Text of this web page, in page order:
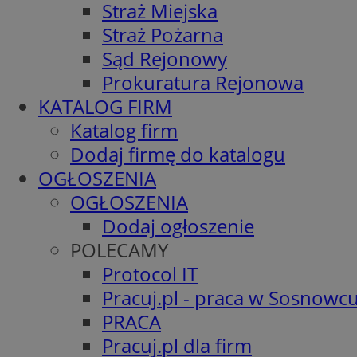
Straż Miejska
Straż Pożarna
Sąd Rejonowy
Prokuratura Rejonowa
KATALOG FIRM
Katalog firm
Dodaj firmę do katalogu
OGŁOSZENIA
OGŁOSZENIA
Dodaj ogłoszenie
POLECAMY
Protocol IT
Pracuj.pl - praca w
PRACA
Pracuj.pl dla firm